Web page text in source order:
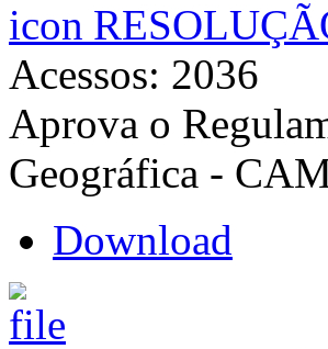
Acessos: 2036
Aprova o
Geográfica -
Download